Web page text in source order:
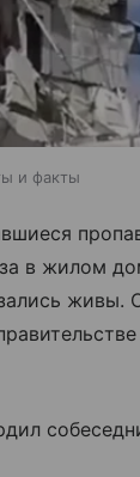
и факты
в жилом
живы.